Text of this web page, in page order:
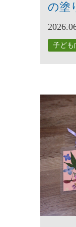
の塗
子ども